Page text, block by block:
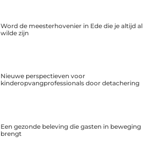
Word de meesterhovenier in Ede die je altijd al
wilde zijn
Nieuwe perspectieven voor
kinderopvangprofessionals door detachering
Een gezonde beleving die gasten in beweging
brengt